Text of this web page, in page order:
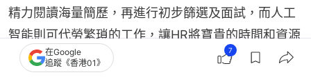
精力閱讀海量簡歷，再進行初步篩選及面試，而人工
智能則可代勞繁瑣的工作，讓HR將寶貴的時間和資源
放在最後的把關。
在Google
追蹤《香港01》
7